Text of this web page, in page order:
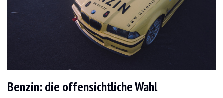
Benzin: die offensichtliche Wahl